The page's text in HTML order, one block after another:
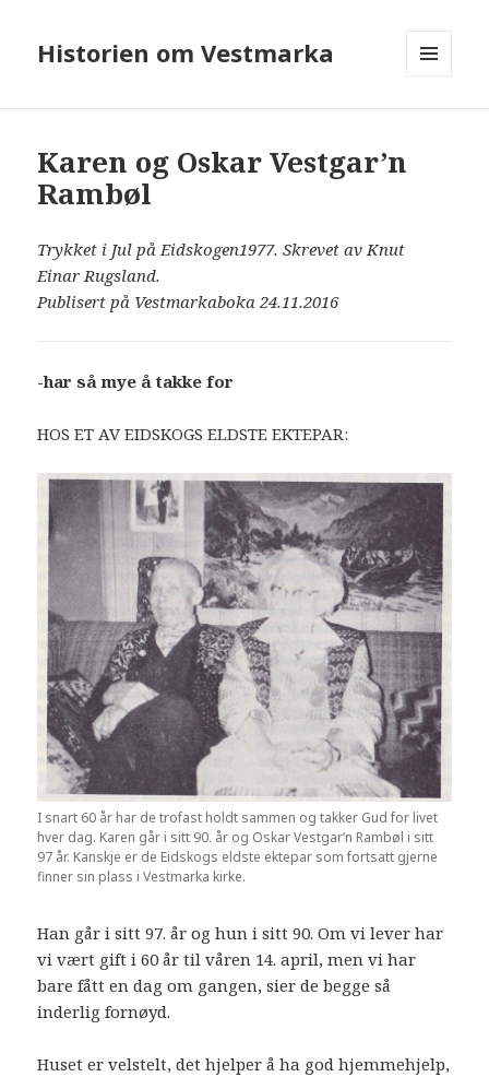
Historien om Vestmarka
Karen og Oskar Vestgar’n
Rambøl
Trykket i Jul på Eidskogen1977. Skrevet av Knut
Einar Rugsland.
Publisert på Vestmarkaboka 24.11.2016
-har så mye å takke for
HOS ET AV EIDSKOGS ELDSTE EKTEPAR:
I snart 60 år har de trofast holdt sammen og takker Gud for livet
hver dag. Karen går i sitt 90. år og Oskar Vestgar’n Rambøl i sitt
97 år. Kanskje er de Eidskogs eldste ektepar som fortsatt gjerne
finner sin plass i Vestmarka kirke.
Han går i sitt 97. år og hun i sitt 90. Om vi lever har
vi vært gift i 60 år til våren 14. april, men vi har
bare fått en dag om gangen, sier de begge så
inderlig fornøyd.
Huset er velstelt, det hjelper å ha god hjemmehjelp,